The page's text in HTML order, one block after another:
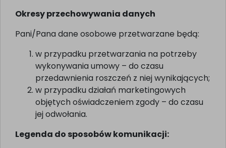
Okresy przechowywania danych
Pani/Pana dane osobowe przetwarzane będą:
w przypadku przetwarzania na potrzeby
wykonywania umowy – do czasu
przedawnienia roszczeń z niej wynikających;
w przypadku działań marketingowych
objętych oświadczeniem zgody – do czasu
jej odwołania.
Legenda do sposobów komunikacji: